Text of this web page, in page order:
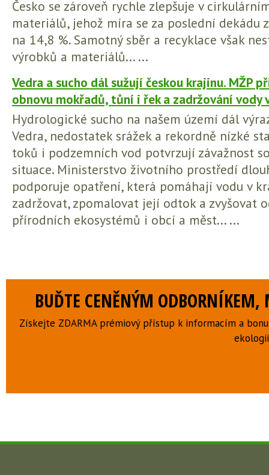
Česko se zároveň rychle zlepšuje v
materiálů, jehož míra se za poslední dekádu
na 14,8 %. Samotný sběr a recyklace však
výrobků a materiálů... ...
Vedra a sucho dál sužují českou krajinu. MŽP
obnovu mokřadů, tůní i řek a zadržování vody
Hydrologické sucho na našem území dál
Vedra, nedostatek srážek a rekordně nízké
toků i podzemních vod potvrzují závažnost
situace. Ministerstvo životního prostředí
podporuje opatření, která pomáhají vodu v
zadržovat, zpomalovat její odtok a zvyšovat
přírodních ekosystémů i obcí a měst... ...
BUĎTE CENĚNÝM ODBORNÍKEM,
Získejte ZDARMA prémiový přístup k informacím a